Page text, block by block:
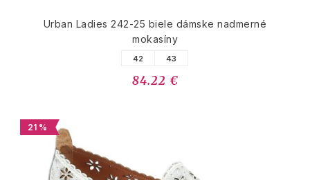
Urban Ladies 242-25 biele dámske nadmerné
mokasíny
42 43
84.22 €
21 %